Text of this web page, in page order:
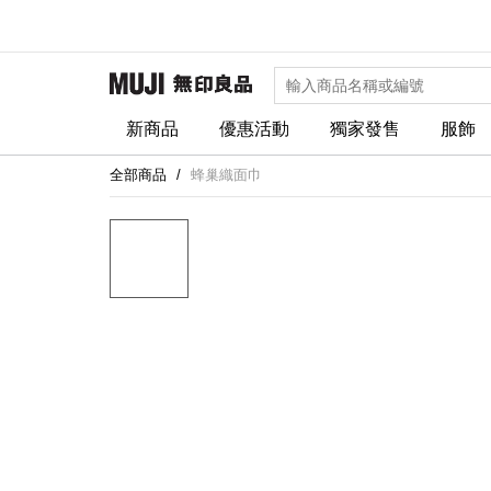
新商品 優惠活動 獨家發售 服飾
全部商品 蜂巢織面巾